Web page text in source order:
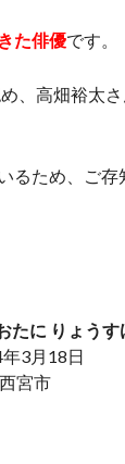
た俳優です。
、高畑裕太
るため、ご存
たに りょうす
3月18日
宮市